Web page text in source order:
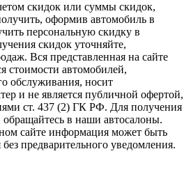
скидок или суммы скидок,
оформив автомобиль в
персональную скидку в
скидок уточняйте,
Вся представленная на сайте
стоимости автомобилей,
обслуживания, носит
и не является публичной офертой,
ст. 437 (2) ГК РФ. Для получения
в наши автосалоны.
сайте информация может быть
предварительного уведомления.